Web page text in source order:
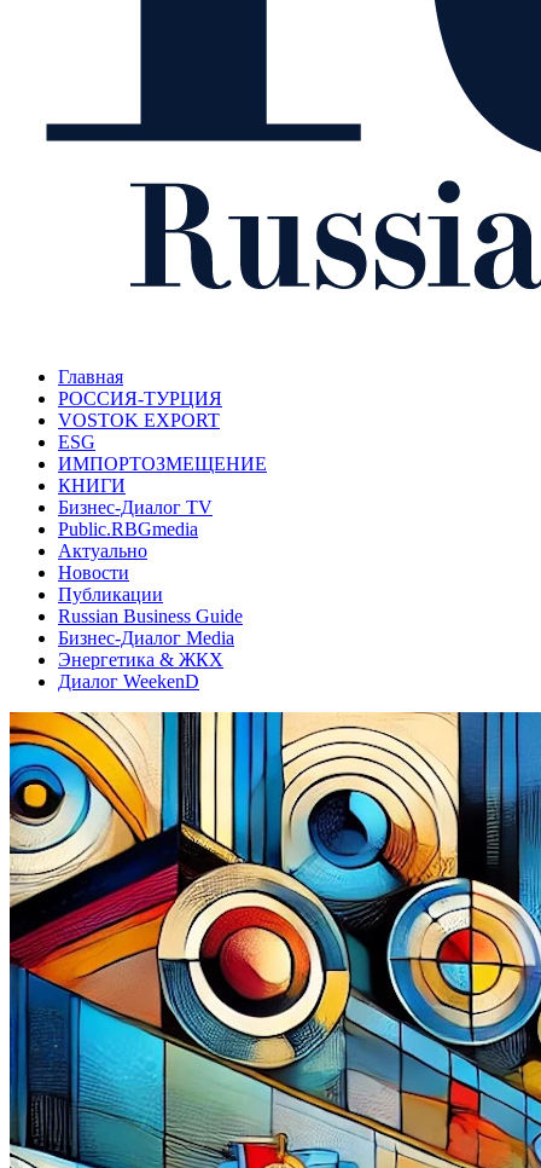
Главная
РОССИЯ-ТУРЦИЯ
VOSTOK EXPORT
ESG
ИМПОРТОЗМЕЩЕНИЕ
КНИГИ
Бизнес-Диалог TV
Public.RBGmedia
Актуально
Новости
Публикации
Russian Business Guide
Бизнес-Диалог Media
Энергетика & ЖКХ
Диалог WeekenD